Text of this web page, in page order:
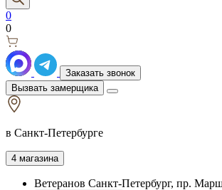
0
0
Заказать звонок
Вызвать замерщика
в Санкт-Петербурге
4 магазина
Ветеранов Санкт-Петербург, пр.